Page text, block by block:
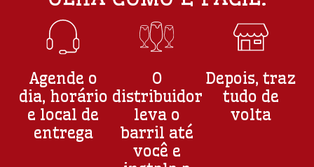
Agende o
dia, horário
e local de
entrega
O
distribuidor
leva o
barril até
você e
Depois, traz
tudo de
volta